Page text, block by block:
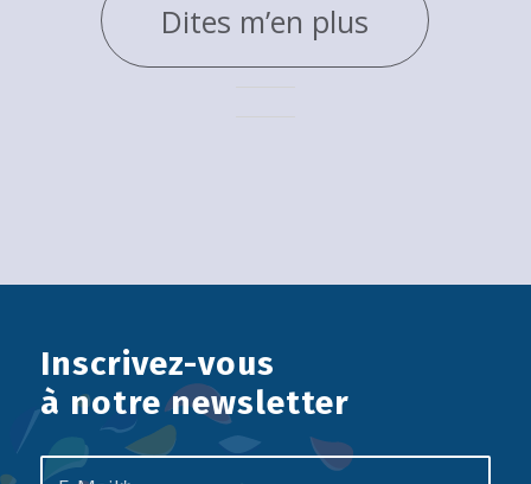
Dites m’en plus
Inscrivez-vous
à notre newsletter